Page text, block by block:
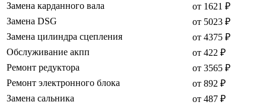
Замена карданного вала
от 1621 ₽
Замена DSG
от 5023 ₽
Замена цилиндра сцепления
от 4375 ₽
Обслуживание акпп
от 422 ₽
Ремонт редуктора
от 3565 ₽
Ремонт электронного блока
от 892 ₽
Замена сальника
от 487 ₽